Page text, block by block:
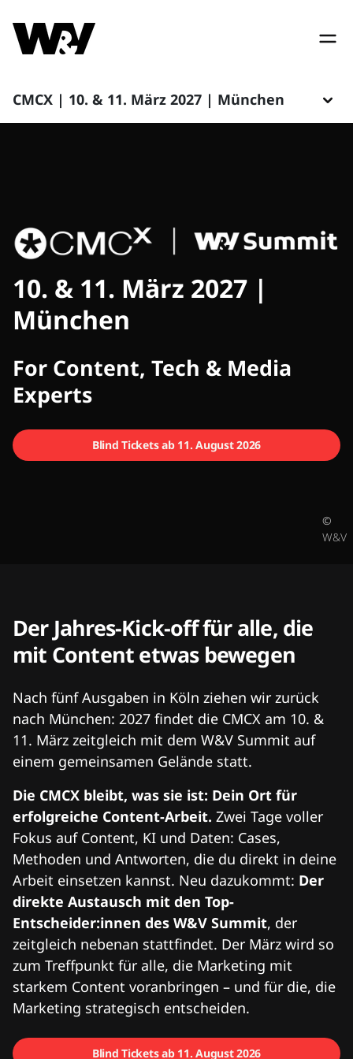
CMCX | 10. & 11. März 2027 | München
CMCX
10. & 11. März 2027 |
München
For Content, Tech & Media
Experts
Blind Tickets ab 11. August 2026
©
W&V
Der Jahres-Kick-off für alle, die
mit Content etwas bewegen
Nach fünf Ausgaben in Köln ziehen wir zurück
nach München: 2027 findet die CMCX am 10. &
11. März zeitgleich mit dem W&V Summit auf
einem gemeinsamen Gelände statt.
Die CMCX bleibt, was sie ist: Dein Ort für
erfolgreiche Content-Arbeit. Zwei Tage voller
Fokus auf Content, KI und Daten: Cases,
Methoden und Antworten, die du direkt in deine
Arbeit einsetzen kannst. Neu dazukommt: Der
direkte Austausch mit den Top-
Entscheider:innen des W&V Summit, der
zeitgleich nebenan stattfindet. Der März wird so
zum Treffpunkt für alle, die Marketing mit
starkem Content voranbringen – und für die, die
Marketing strategisch entscheiden.
Blind Tickets ab 11. August 2026